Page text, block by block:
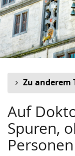
Zu anderem
Auf
Spuren,